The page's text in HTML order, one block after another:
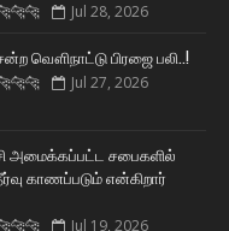
Jul 28, 2026
வௌிநாட்டு பிரஜை பலி..!
Jul 27, 2026
அமைக்கப்பட்ட சபைகளில்
காணப்படும் என்கிறார்
Jul 19, 2026